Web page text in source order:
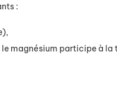
:
magnésium participe à la